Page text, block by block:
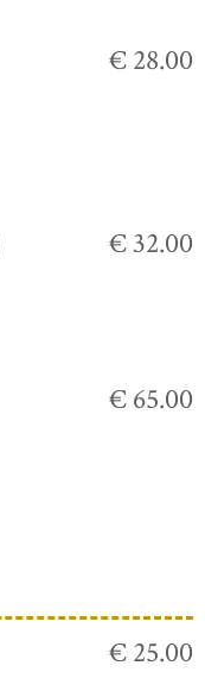
€ 28.00
€ 32.00
€ 65.00
€ 25.00